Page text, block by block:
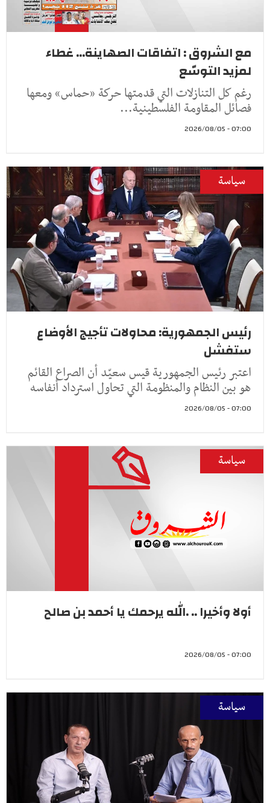
مع الشروق : اتفاقات الصهاينة... غطاء
لمزيد التوسّع
رغم كل التنازلات التي قدمتها حركة «حماس» ومعها
فصائل المقاومة الفلسطينية...
07:00 - 2026/08/05
سياسة
رئيس الجمهورية: محاولات تأجيج الأوضاع
ستفشل
اعتبر رئيس الجمهورية قيس سعيّد أن الصراع القائم
هو بين النظام والمنظومة التي تحاول استرداد أنفاسه
07:00 - 2026/08/05
سياسة
أولا وأخيرا .. .الله يرحمك يا أحمد بن صالح
07:00 - 2026/08/05
سياسة